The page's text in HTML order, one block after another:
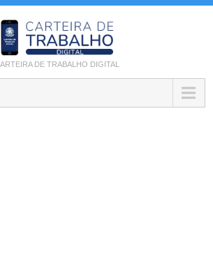
DE TRABALHO DIGITAL